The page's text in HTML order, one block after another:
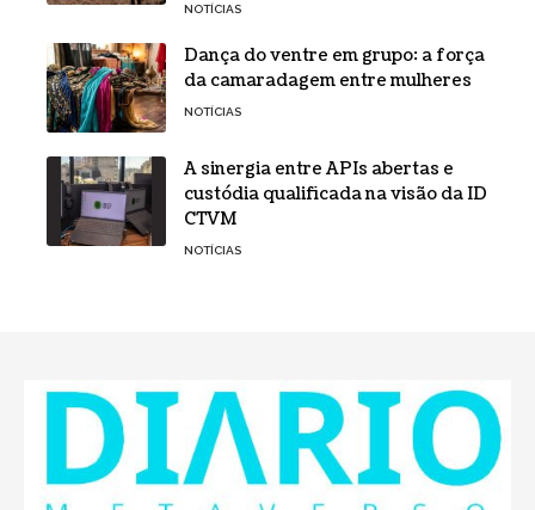
NOTÍCIAS
Dança do ventre em grupo: a força
da camaradagem entre mulheres
NOTÍCIAS
A sinergia entre APIs abertas e
custódia qualificada na visão da ID
CTVM
NOTÍCIAS